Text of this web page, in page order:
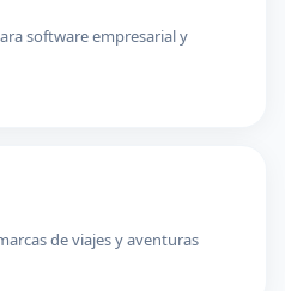
software empresarial y
de viajes y aventuras